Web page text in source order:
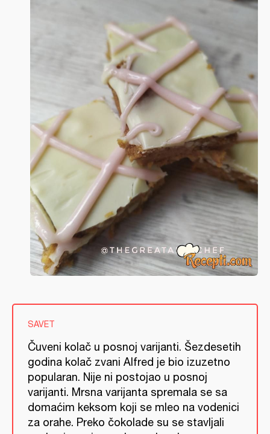
SAVET
Čuveni kolač u posnoj varijanti. Šezdesetih
godina kolač zvani Alfred je bio izuzetno
popularan. Nije ni postojao u posnoj
varijanti. Mrsna varijanta spremala se sa
domaćim keksom koji se mleo na vodenici
za orahe. Preko čokolade su se stavljali